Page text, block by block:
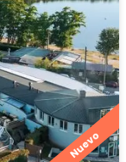
Nuevo